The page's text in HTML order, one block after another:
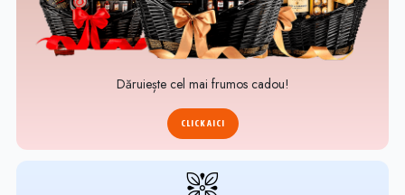
Dăruiește cel mai frumos cadou!
CLICK AICI